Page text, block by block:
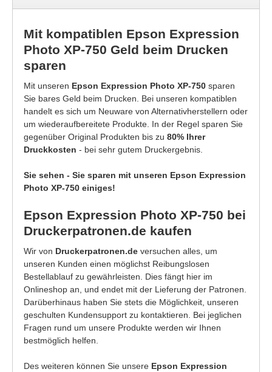
Mit kompatiblen Epson Expression
Photo XP-750 Geld beim Drucken
sparen
Mit unseren Epson Expression Photo XP-750 sparen
Sie bares Geld beim Drucken. Bei unseren kompatiblen
handelt es sich um Neuware von Alternativherstellern oder
um wiederaufbereitete Produkte. In der Regel sparen Sie
gegenüber Original Produkten bis zu 80% Ihrer
Druckkosten - bei sehr gutem Druckergebnis.
Sie sehen - Sie sparen mit unseren Epson Expression
Photo XP-750 einiges!
Epson Expression Photo XP-750 bei
Druckerpatronen.de kaufen
Wir von Druckerpatronen.de versuchen alles, um
unseren Kunden einen möglichst Reibungslosen
Bestellablauf zu gewährleisten. Dies fängt hier im
Onlineshop an, und endet mit der Lieferung der Patronen.
Darüberhinaus haben Sie stets die Möglichkeit, unseren
geschulten Kundensupport zu kontaktieren. Bei jeglichen
Fragen rund um unsere Produkte werden wir Ihnen
bestmöglich helfen.
Des weiteren können Sie unsere Epson Expression